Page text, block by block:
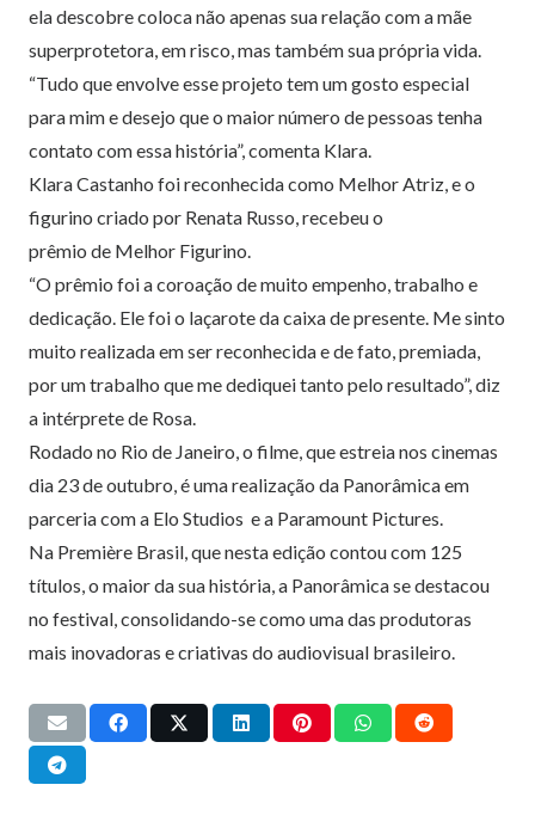
ela descobre coloca não apenas sua relação com a mãe
superprotetora, em risco, mas também sua própria vida.
“Tudo que envolve esse projeto tem um gosto especial
para mim e desejo que o maior número depessoas tenha
contato com essa história”, comenta Klara.
Klara Castanho foi reconhecida como Melhor Atriz, e o
figurino criado por Renata Russo, recebeu o
prêmio de Melhor Figurino.
“O prêmio foi a coroação demuito empenho, trabalho e
dedicação. Ele foi o laçarote da caixadepresente. Me sinto
muito realizada em ser reconhecida edefato, premiada,
por um trabalho que me dediquei tanto pelo resultado”, diz
a intérpretede Rosa.
Rodado no Rio de Janeiro, o filme, que estreia nos cinemas
dia 23deoutubro, é uma realização da Panorâmica em
parceria com a Elo Studios e a Paramount Pictures.
Na Première Brasil, que nesta edição contou com 125
títulos, o maior da sua história, a Panorâmica se destacou
no festival, consolidando-se como uma das produtoras
mais inovadoras e criativas do audiovisual brasileiro.